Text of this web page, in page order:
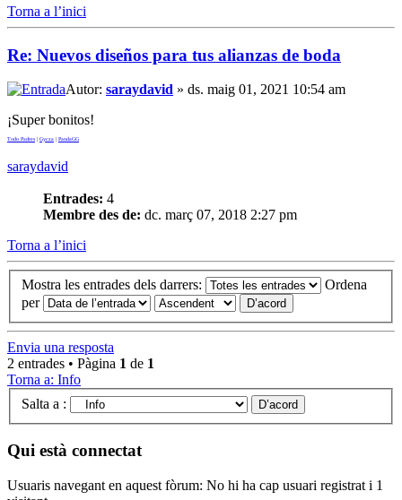
Torna a l’inici
Re: Nuevos diseños para tus alianzas de boda
Autor: saraydavid » ds. maig 01, 2021 10:54 am
¡Super bonitos!
Todo Padres Gycza PandaGG
saraydavid
Entrades: 4
Membre des de: dc. març 07, 2018 2:27 pm
Torna a l’inici
Mostra les entrades dels darrers:
Ordena
per
Envia una resposta
2 entrades • Pàgina 1 de 1
Torna a: Info
Salta a :
Qui està connectat
Usuaris navegant en aquest fòrum: No hi ha cap usuari registrat i 1